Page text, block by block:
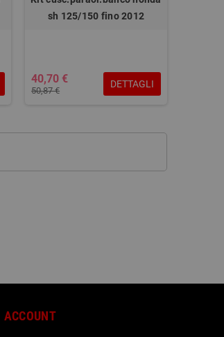
sh 125/150 fino 2012
40,70 €
50,87 €
DETTAGLI
ACCOUNT